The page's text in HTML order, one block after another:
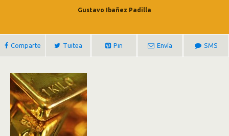
Gustavo Ibañez Padilla
Comparte Tuitea Pin Envía SMS